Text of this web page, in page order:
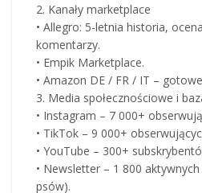
2. Kanały marketplace
• Allegro: 5-letnia historia,
komentarzy.
• Empik Marketplace.
• Amazon DE / FR / IT –
3. Media społecznościowe i
• Instagram – 7 000+
• TikTok – 9 000+
• YouTube – 300+
• Newsletter – 1 800
psów).